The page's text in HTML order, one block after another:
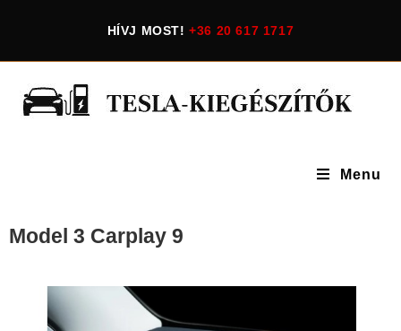
HÍVJ MOST!+36 20 617 1717
Menu
Model 3 Carplay 9